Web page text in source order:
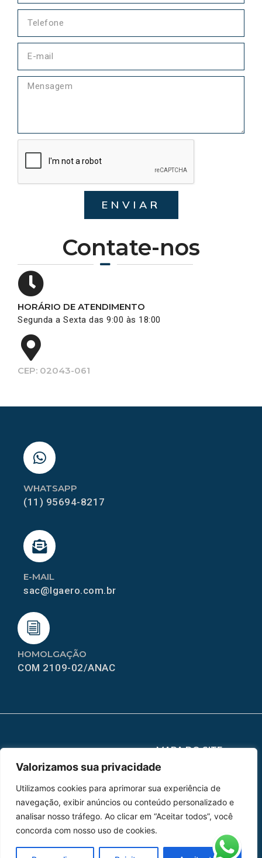
Valorizamos sua privacidade
Utilizamos cookies para aprimorar sua experiência de
navegação, exibir anúncios ou conteúdo personalizado e
analisar nosso tráfego. Ao clicar em “Aceitar todos”, você
concorda com nosso uso de cookies.
Contate-nos
HORÁRIO DE ATENDIMENTO
Segunda a Sexta das 9:00 às 18:00
CEP: 02043-061
ENVIAR
HOMOLGAÇÃO
COM 2109-02/ANAC
E-MAIL
sac@lgaero.com.br
WHATSAPP
(11) 95694-8217
MAPA DO SITE
Home
Catálogo de Aplicações
Oficina de Mangueiras